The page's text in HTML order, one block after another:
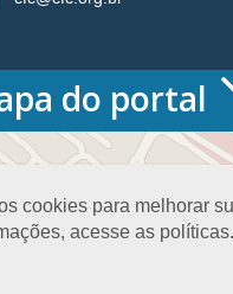
cookies para melhorar
acesse as
do portal
Diretor
Sede